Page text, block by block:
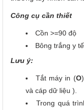
Công cụ cần thiết
Cồn >=90 độ
Bông trắng y tế.
Lưu ý:
Tắt máy in (O
và cáp dữ liệu ).
Trong quá